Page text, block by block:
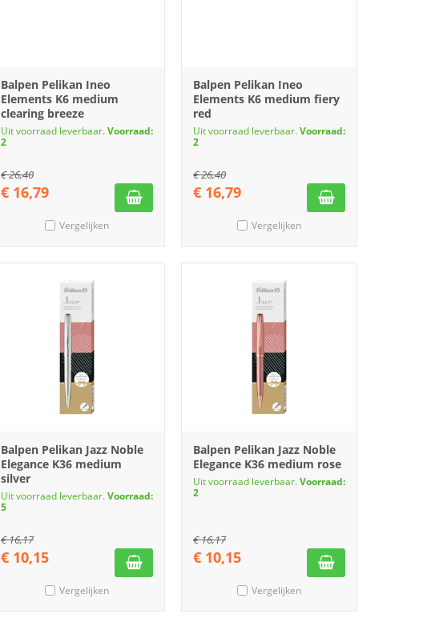
Balpen Pelikan Ineo
Elements K6 medium
clearing breeze
Uit voorraad leverbaar.Voorraad:
2
€26,40
€ 16,79
Vergelijken
Balpen Pelikan Ineo
Elements K6 medium fiery
red
Uit voorraad leverbaar.Voorraad:
2
€26,40
€ 16,79
Vergelijken
Balpen Pelikan Jazz Noble
Elegance K36 medium
silver
Uit voorraad leverbaar.Voorraad:
5
€16,17
€ 10,15
Vergelijken
Balpen Pelikan Jazz Noble
Elegance K36 medium rose
Uit voorraad leverbaar.Voorraad:
2
€16,17
€ 10,15
Vergelijken